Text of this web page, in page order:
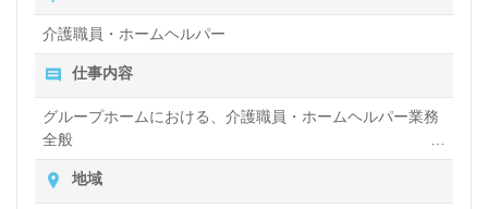
おり、転職支援が完全無料で提供されています。非公
開求人の取り扱いもあり、あなたの理想の職場を見つ
けるための力強いパートナーとしてサポートします。
今すぐお問い合わせをお待ちしております。
介護職員・ホームヘルパー
仕事内容
グループホームにおける、介護職員・ホームヘルパー業務
全般
入浴や排せつ、食事などの身体的サポートや、買い物や掃
除、洗濯など日常生活のサポートなど
地域